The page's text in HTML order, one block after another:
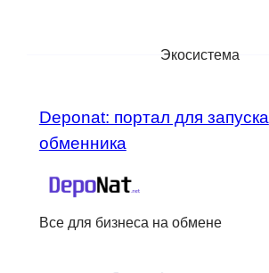
Экосистема
Deponat: портал для запуска
обменника
Все для бизнеса на обмене